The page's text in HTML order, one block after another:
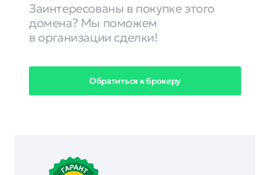
Заинтересованы в покупке этого
домена? Мы поможем
в организации сделки!
Обратиться к брокеру